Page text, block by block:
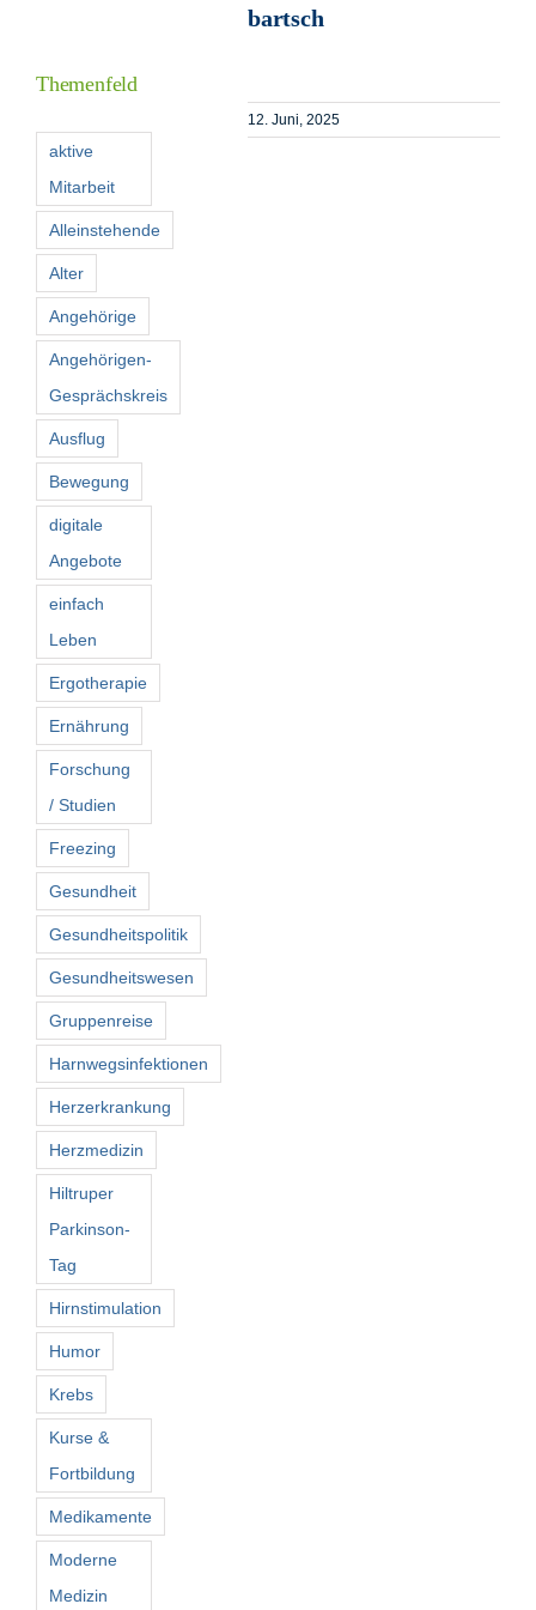
Kontakt
Suche
nach:
bartsch
12. Juni, 2025
Themenfeld
aktive
Mitarbeit
Alleinstehende
Alter
Angehörige
Angehörigen-
Gesprächskreis
Ausflug
Bewegung
digitale
Angebote
einfach
Leben
Ergotherapie
Ernährung
Forschung
/ Studien
Freezing
Gesundheit
Gesundheitspolitik
Gesundheitswesen
Gruppenreise
Harnwegsinfektionen
Herzerkrankung
Herzmedizin
Hiltruper
Parkinson-
Tag
Hirnstimulation
Humor
Krebs
Kurse &
Fortbildung
Medikamente
Moderne
Medizin